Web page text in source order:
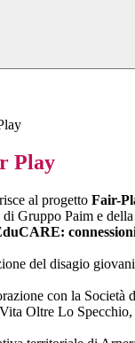
Play
al progetto Fair-
Gruppo Paim e
del disagio
con la Società
Oltre Lo